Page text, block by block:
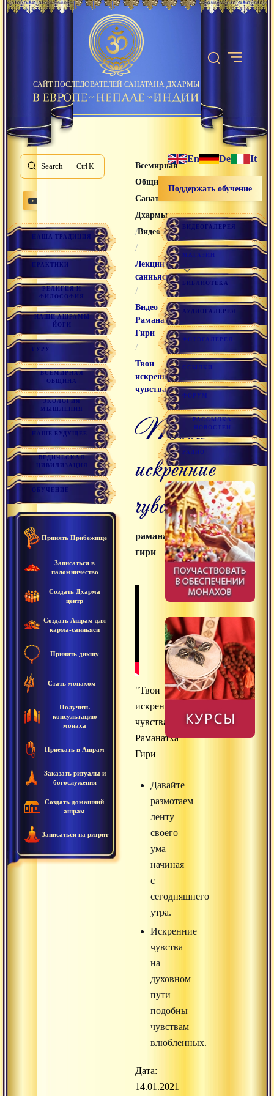
САЙТ ПОСЛЕДОВАТЕЛЕЙ САНАТАНА ДХАРМЫ
Search K
НАША ТРАДИЦИЯ
ПРАКТИКИ
РЕЛИГИЯ И
ФИЛОСОФИЯ
НАШИ АШРАМЫ
ЙОГИ
ГУРУ
ВСЕМИРНАЯ
ОБЩИНА
ЭКОЛОГИЯ
МЫШЛЕНИЯ
НАШЕ БУДУЩЕЕ
ВЕДИЧЕСКАЯ
ЦИВИЛИЗАЦИЯ
ОБУЧЕНИЕ
Принять Прибежище
Записаться в
паломничество
Создать Дхарма
центр
Создать Ашрам для
карма-санньяси
Принять дикшу
Стать монахом
Получить
консультацию
монаха
Приехать в Ашрам
Заказать ритуалы и
богослужения
Создать домашний
ашрам
Записаться на ритрит
Всемирная
Община
Санатана
Дхармы
/Видео лекции
/
Лекции
санньяси
/
Видео
Раманатха
Гири
/
Твои
искренние
чувства
твои
искренние
чувства
раманатха
гири
"Твои
искренние
чувства",
Раманатха
Гири
Давайте
размотаем
ленту
своего
ума
начиная
с
сегодняшнего
утра.
Искренние
чувства
на
духовном
пути
подобны
чувствам
влюбленных.
Дата:
14.01.2021
En De It
Поддержать обучение
ВИДЕОГАЛЕРЕЯ
МАГАЗИН
БИБЛИОТЕКА
АУДИОГАЛЕРЕЯ
ФОТОГАЛЕРЕЯ
ССЫЛКИ
ФОРУМ
РАССЫЛКА
НОВОСТЕЙ
РАДИО